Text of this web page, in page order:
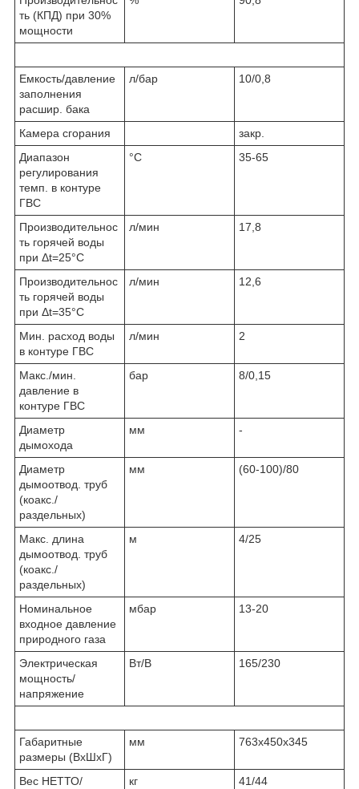
ть (КПД) при 30%
мощности
Емкость/давление
заполнения
расшир. бака
л/бар 10/0,8
Камера сгорания
закр.
Диапазон
регулирования
темп. в контуре
ГВС
°С 35-65
Производительнос
ть горячей воды
при Δt=25°С
л/мин 17,8
Производительнос
ть горячей воды
при Δt=35°С
л/мин 12,6
Мин. расход воды
в контуре ГВС
л/мин 2
Макс./мин.
давление в
контуре ГВС
бар 8/0,15
Диаметр
дымохода
мм -
Диаметр
дымоотвод. труб
(коакс./
раздельных)
мм (60-100)/80
Макс. длина
дымоотвод. труб
(коакс./
раздельных)
м 4/25
Номинальное
входное давление
природного газа
мбар 13-20
Электрическая
мощность/
напряжение
Вт/В 165/230
Габаритные
размеры (ВхШхГ)
мм 763х450х345
Вес НЕТТО/
кг 41/44